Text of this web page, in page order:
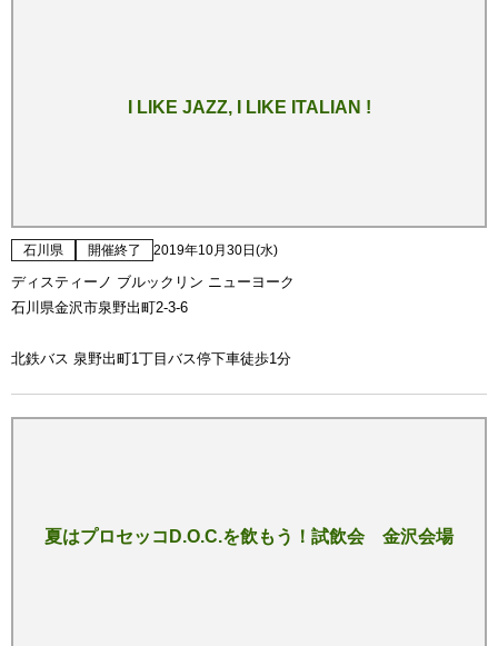
I LIKE JAZZ, I LIKE ITALIAN !
石川県 開催終了 2019年10月30日(水)
ディスティーノ ブルックリン ニューヨーク
石川県金沢市泉野出町2-3-6
北鉄バス 泉野出町1丁目バス停下車徒歩1分
夏はプロセッコD.O.C.を飲もう！試飲会 金沢会場